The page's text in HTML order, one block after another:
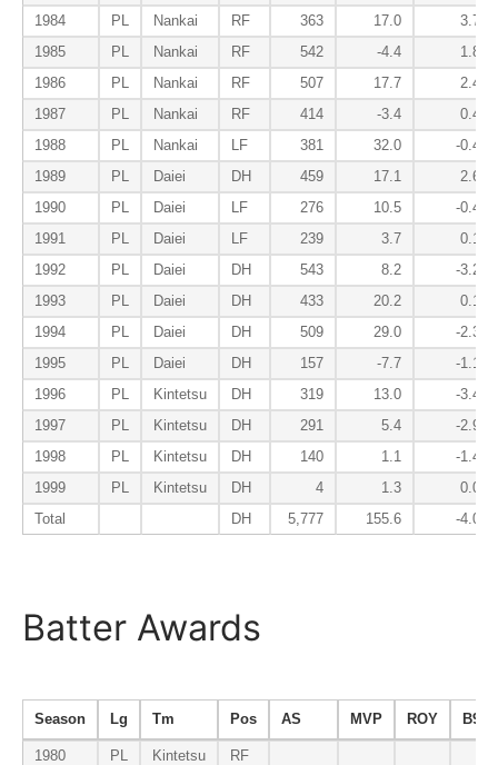
1984
PL Nankai RF 363 17.0
3.7
1985
PL Nankai RF 542 -4.4
1.8
1986
PL Nankai RF 507 17.7
2.4
1987
PL Nankai RF 414 -3.4
0.4
1988
PL Nankai LF 381 32.0
-0.4
1989
PL Daiei DH 459 17.1
2.6
1990
PL Daiei LF 276 10.5
-0.4
1991
PL Daiei LF 239 3.7
0.1
1992
PL Daiei DH 543 8.2
-3.2
1993
PL Daiei DH 433 20.2
0.1
1994
PL Daiei DH 509 29.0
-2.3
1995
PL Daiei DH 157 -7.7
-1.1
1996
PL Kintetsu DH 319 13.0
-3.4
1997
PL Kintetsu DH 291 5.4
-2.9
1998
PL Kintetsu DH 140 1.1
-1.4
1999
PL Kintetsu DH 4 1.3
0.0
Total
DH 5,777 155.6 -4.0
Batter Awards
Season Lg Tm Pos AS MVP ROY B9
1980 PL Kintetsu
RF